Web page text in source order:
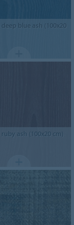
deep blue ash (100x20
ruby ash (100x20 cm)